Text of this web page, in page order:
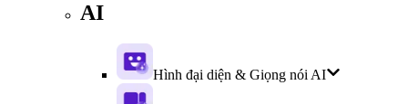
AI
Hình đại diện & Giọng nói AI